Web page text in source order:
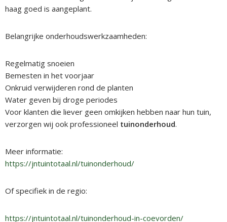
haag goed is aangeplant.
Belangrijke onderhoudswerkzaamheden:
Regelmatig snoeien
Bemesten in het voorjaar
Onkruid verwijderen rond de planten
Water geven bij droge periodes
Voor klanten die liever geen omkijken hebben naar hun tuin,
verzorgen wij ook professioneel tuinonderhoud.
Meer informatie:
https://jntuintotaal.nl/tuinonderhoud/
Of specifiek in de regio:
https://jntuintotaal.nl/tuinonderhoud-in-coevorden/